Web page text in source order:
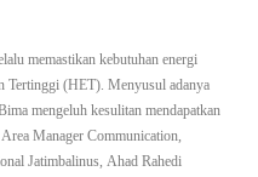
memastikan kebutuhan energi
Tertinggi (HET). Menyusul adanya
mengeluh kesulitan mendapatkan
Manager Communication,
Jatimbalinus, Ahad Rahedi